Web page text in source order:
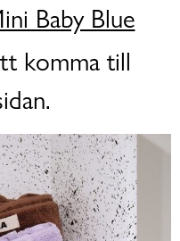
Baby Blue
komma till